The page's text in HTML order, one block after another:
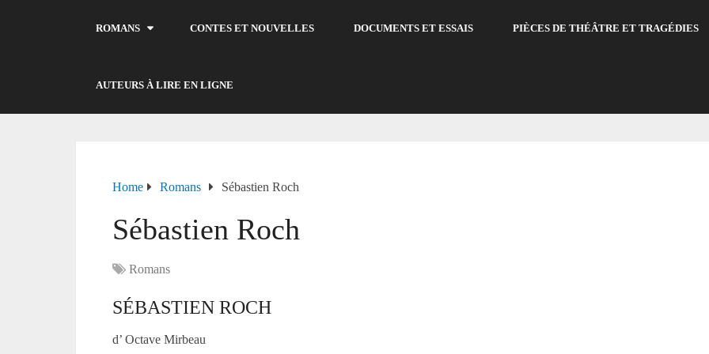
ROMANS CONTES ET NOUVELLES DOCUMENTS ET ESSAIS PIÈCES DE THÉÂTRE ET TRAGÉDIES
AUTEURS À LIRE EN LIGNE
Home Romans Sébastien Roch
Sébastien Roch
Romans
SÉBASTIEN ROCH
d’ Octave Mirbeau